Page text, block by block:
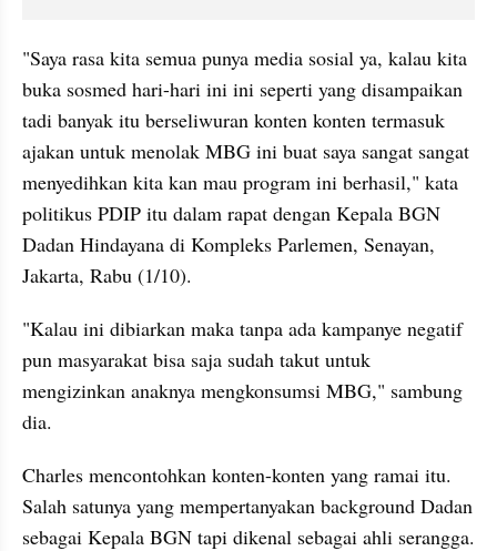
"Saya rasa kita semua punya media sosial ya, kalau kita
buka sosmed hari-hari ini ini seperti yang disampaikan
tadi banyak itu berseliwuran konten konten termasuk
ajakan untuk menolak MBG ini buat saya sangat sangat
menyedihkan kita kan mau program ini berhasil," kata
politikus PDIP itu dalam rapat dengan Kepala BGN
Dadan Hindayana di Kompleks Parlemen, Senayan,
Jakarta, Rabu (1/10).
"Kalau ini dibiarkan maka tanpa ada kampanye negatif
pun masyarakat bisa saja sudah takut untuk
mengizinkan anaknya mengkonsumsi MBG," sambung
dia.
Charles mencontohkan konten-konten yang ramai itu.
Salah satunya yang mempertanyakan background Dadan
sebagai Kepala BGN tapi dikenal sebagai ahli serangga.